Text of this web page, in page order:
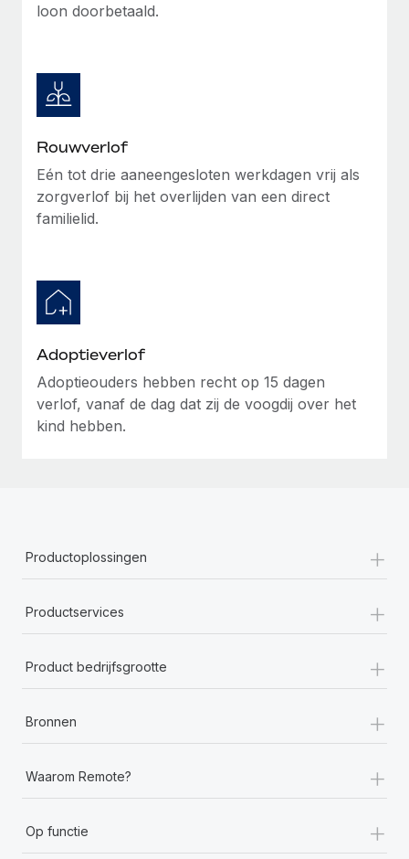
loon doorbetaald.
Rouwverlof
Eén tot drie aaneengesloten werkdagen vrij als
zorgverlof bij het overlijden van een direct
familielid.
Adoptieverlof
Adoptieouders hebben recht op 15 dagen
verlof, vanaf de dag dat zij de voogdij over het
kind hebben.
Productoplossingen +
Productservices +
Product bedrijfsgrootte +
Bronnen +
Waarom Remote? +
Op functie +